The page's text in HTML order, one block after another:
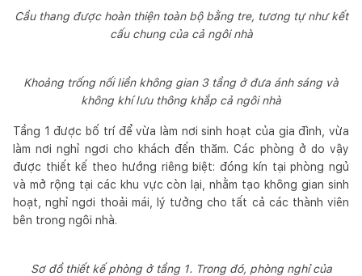
Cầu thang được hoàn thiện toàn bộ bằng tre, tương tự như kết
cấu chung của cả ngôi nhà
Khoảng trống nối liền không gian 3 tầng ở đưa ánh sáng và
không khí lưu thông khắp cả ngôi nhà
Tầng 1 được bố trí để vừa làm nơi sinh hoạt của gia đình, vừa
làm nơi nghỉ ngơi cho khách đến thăm. Các phòng ở do vậy
được thiết kế theo hướng riêng biệt: đóng kín tại phòng ngủ
và mở rộng tại các khu vực còn lại, nhằm tạo không gian sinh
hoạt, nghỉ ngơi thoải mái, lý tưởng cho tất cả các thành viên
bên trong ngôi nhà.
Sơ đồ thiết kế phòng ở tầng 1. Trong đó, phòng nghỉ của